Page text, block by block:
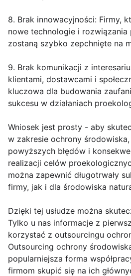
8. Brak innowacyjności: Firmy,
nowe technologie i rozwiązania
zostaną szybko zepchnięte na
9. Brak komunikacji z
klientami, dostawcami i
kluczowa dla budowania
sukcesu w działaniach
Wniosek jest prosty - aby
w zakresie ochrony
powyższych błędów i
realizacji celów
można zapewnić długotrwały
firmy, jak i dla środowiska
Dzięki tej usłudze można
Tylko u nas informacje z
korzystać z outsourcingu
Outsourcing ochrony
popularniejsza forma
firmom skupić się na ich